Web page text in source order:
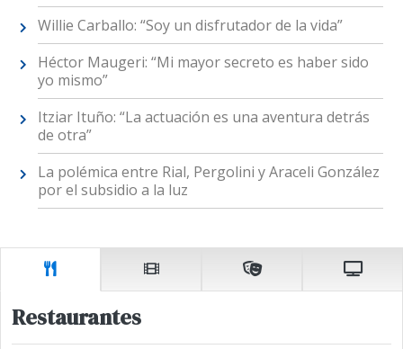
Willie Carballo: “Soy un disfrutador de la vida”
Héctor Maugeri: “Mi mayor secreto es haber sido
yo mismo”
Itziar Ituño: “La actuación es una aventura detrás
de otra”
La polémica entre Rial, Pergolini y Araceli González
por el subsidio a la luz
Restaurantes